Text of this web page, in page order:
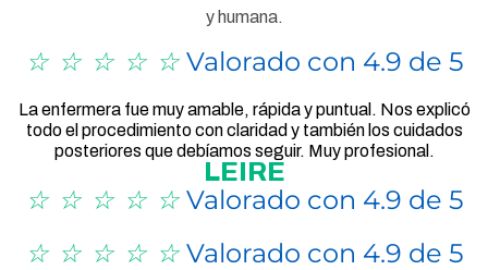
y humana.
☆ ☆ ☆ ☆ ☆ Valorado con 4.9 de 5
La enfermera fue muy amable, rápida y puntual. Nos explicó
todo el procedimiento con claridad y también los cuidados
posteriores que debíamos seguir. Muy profesional.
LEIRE
☆ ☆ ☆ ☆ ☆ Valorado con 4.9 de 5
☆ ☆ ☆ ☆ ☆ Valorado con 4.9 de 5